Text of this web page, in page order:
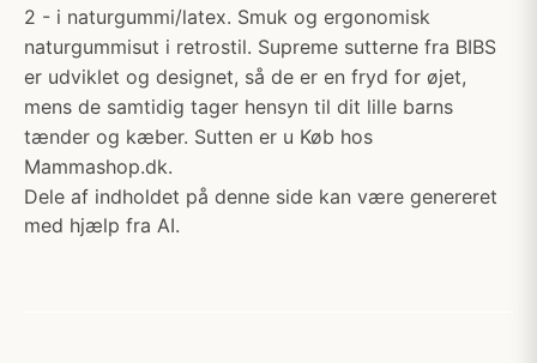
2 - i naturgummi/latex. Smuk og ergonomisk
naturgummisut i retrostil. Supreme sutterne fra BIBS
er udviklet og designet, så de er en fryd for øjet,
mens de samtidig tager hensyn til dit lille barns
tænder og kæber. Sutten er u Køb hos
Mammashop.dk.
Dele af indholdet på denne side kan være genereret
med hjælp fra AI.